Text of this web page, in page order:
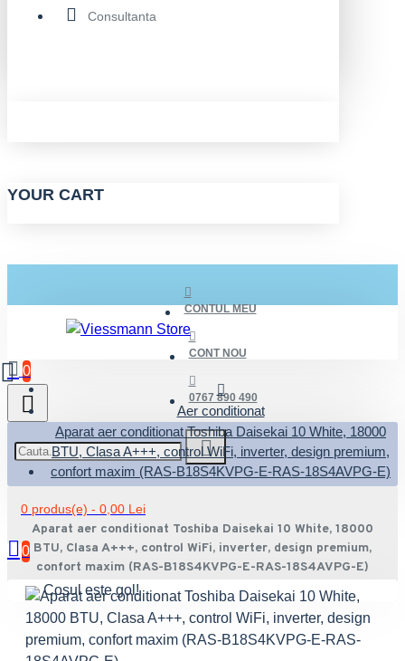
Consultanta
YOUR CART
CONTUL MEU
CONT NOU
0767 890 490
0
0 produs(e) - 0,00 Lei
0
Coșul este gol!
Aer conditionat
Aparat aer conditionat Toshiba Daisekai 10 White, 18000
BTU, Clasa A+++, control WiFi, inverter, design premium,
confort maxim (RAS-B18S4KVPG-E-RAS-18S4AVPG-E)
Aparat aer conditionat Toshiba Daisekai 10 White, 18000
BTU, Clasa A+++, control WiFi, inverter, design premium,
confort maxim (RAS-B18S4KVPG-E-RAS-18S4AVPG-E)